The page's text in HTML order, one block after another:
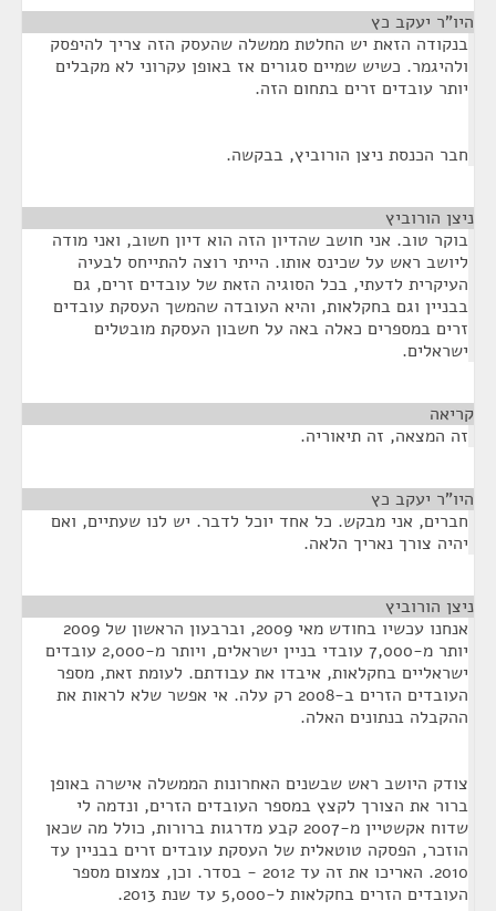
היו"ר יעקב כץ
בנקודה הזאת יש החלטת ממשלה שהעסק הזה צריך להיפסק
ולהיגמר. כשיש שמיים סגורים אז באופן עקרוני לא מקבלים
יותר עובדים זרים בתחום הזה.
חבר הכנסת ניצן הורוביץ, בבקשה.
ניצן הורוביץ
בוקר טוב. אני חושב שהדיון הזה הוא דיון חשוב, ואני מודה
ליושב ראש על שכינס אותו. הייתי רוצה להתייחס לבעיה
העיקרית לדעתי, בכל הסוגיה הזאת של עובדים זרים, גם
בבניין וגם בחקלאות, והיא העובדה שהמשך העסקת עובדים
זרים במספרים כאלה באה על חשבון העסקת מובטלים
ישראלים.
קריאה
זה המצאה, זה תיאוריה.
היו"ר יעקב כץ
חברים, אני מבקש. כל אחד יוכל לדבר. יש לנו שעתיים, ואם
יהיה צורך נאריך הלאה.
ניצן הורוביץ
אנחנו עכשיו בחודש מאי 2009, וברבעון הראשון של 2009
יותר מ-7,000 עובדי בניין ישראלים, ויותר מ-2,000 עובדים
ישראליים בחקלאות, איבדו את עבודתם. לעומת זאת, מספר
העובדים הזרים ב-2008 רק עלה. אי אפשר שלא לראות את
ההקבלה בנתונים האלה.
צודק היושב ראש שבשנים האחרונות הממשלה אישרה באופן
ברור את הצורך לקצץ במספר העובדים הזרים, ונדמה לי
שדוח אקשטיין מ-2007 קבע מדרגות ברורות, כולל מה שכאן
הוזכר, הפסקה טוטאלית של העסקת עובדים זרים בבניין עד
2010. האריכו את זה עד 2012 - בסדר. וכן, צמצום מספר
העובדים הזרים בחקלאות ל-5,000 עד שנת 2013.